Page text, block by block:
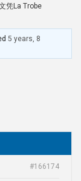
凭La Trobe
5 years, 8
#166174